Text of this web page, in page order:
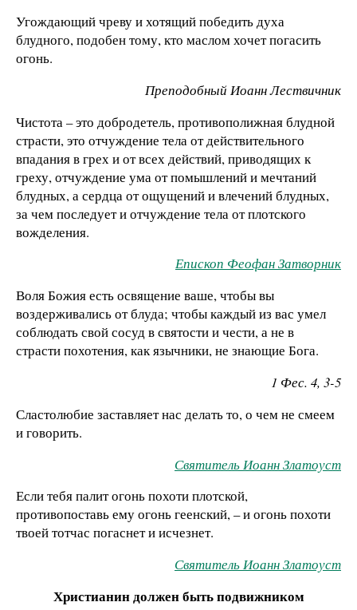
Угождающий чреву и хотящий победить духа
блудного, подобен тому, кто маслом хочет погасить
огонь.
Преподобный Иоанн Лествичник
Чистота – это добродетель, противополижная блудной
страсти, это отчуждение тела от действительного
впадания в грех и от всех действий, приводящих к
греху, отчуждение ума от помышлений и мечтаний
блудных, а сердца от ощущений и влечений блудных,
за чем последует и отчуждение тела от плотского
вожделения.
Епископ Феофан Затворник
Воля Божия есть освящение ваше, чтобы вы
воздерживались от блуда; чтобы каждый из вас умел
соблюдать свой сосуд в святости и чести, а не в
страсти похотения, как язычники, не знающие Бога.
1 Фес. 4, 3-5
Сластолюбие заставляет нас делать то, о чем не смеем
и говорить.
Святитель Иоанн Златоуст
Если тебя палит огонь похоти плотской,
противопоставь ему огонь геенский, – и огонь похоти
твоей тотчас погаснет и исчезнет.
Святитель Иоанн Златоуст
Христианин должен быть подвижником